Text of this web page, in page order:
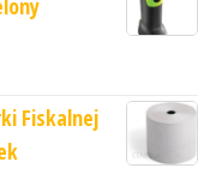
Fiskalnej